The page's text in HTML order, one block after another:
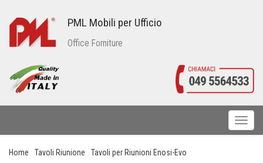
PML Mobili per Ufficio
Office Forniture
Home Tavoli Riunione Tavoli per Riunioni Enosi-Evo